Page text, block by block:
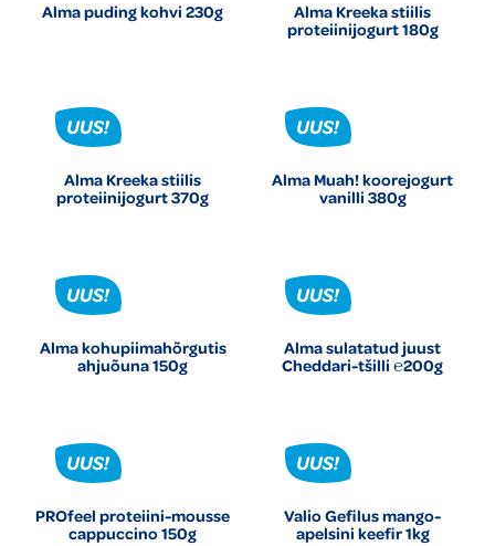
Alma puding kohvi 230g
Alma Kreeka stiilis
proteiinijogurt 180g
Alma Kreeka stiilis
proteiinijogurt 370g
Alma Muah! koorejogurt
vanilli 380g
Alma kohupiimahõrgutis
ahjuõuna 150g
Alma sulatatud juust
Cheddari-tšilli ℮200g
PROfeel proteiini-mousse
cappuccino 150g
Valio Gefilus mango-
apelsini keefir 1kg